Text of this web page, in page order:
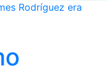
Rodríguez era